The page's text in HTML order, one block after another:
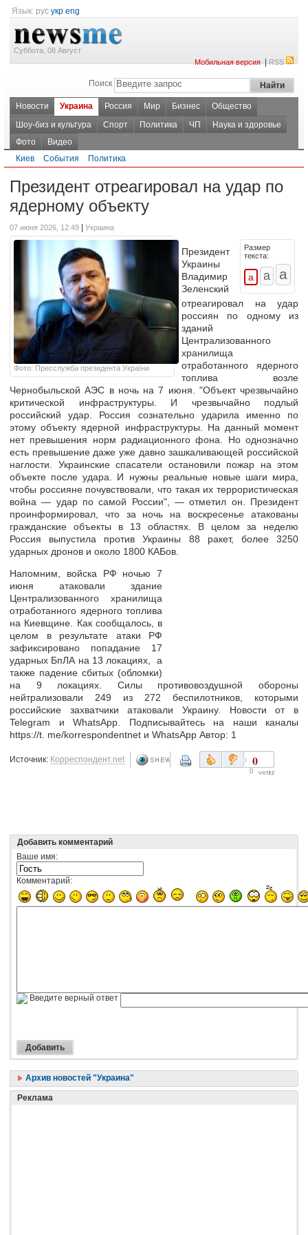
Язык: рус укр eng
Суббота, 08 Август
Мобильная версия|RSS
Поиск
Новости Украина Россия Мир Бизнес
Общество
Шоу-биз и культура
Спорт Политика ЧП
Наука и здоровье
Фото
Видео
Киев
События Политика
Президент отреагировал на удар по
ядерному объекту
07 июня 2026, 12:49 Украина
Фото: Пресслужба президента України
Размер
текста:
Президент
Украины
Владимир
Зеленский
отреагировал на удар
россиян по одному из
зданий
Централизованного
хранилища
отработанного ядерного
топлива возле
Чернобыльской АЭС в ночь на 7 июня. "Объект чрезвычайно
критической инфраструктуры. И чрезвычайно подлый
российский удар. Россия сознательно ударила именно по
этому объекту ядерной инфраструктуры. На данный момент
нет превышения норм радиационного фона. Но однозначно
есть превышение даже уже давно зашкаливающей российской
наглости. Украинские спасатели остановили пожар на этом
объекте после удара. И нужны реальные новые шаги мира,
чтобы россияне почувствовали, что такая их террористическая
война — удар по самой России", — отметил он. Президент
проинформировал, что за ночь на воскресенье атакованы
гражданские объекты в 13 областях. В целом за неделю
Россия выпустила против Украины 88 ракет, более 3250
ударных дронов и около 1800 КАБов.
Напомним, войска РФ ночью 7
июня атаковали здание
Централизованного хранилища
отработанного ядерного топлива
на Киевщине. Как сообщалось, в
целом в результате атаки РФ
зафиксировано попадание 17
ударных БпЛА на 13 локациях, а
также падение сбитых (обломки)
на 9 локациях. Силы противовоздушной обороны
нейтрализовали 249 из 272 беспилотников, которыми
российские захватчики атаковали Украину. Новости от в
Telegram и WhatsApp. Подписывайтесь на наши каналы
https://t. me/korrespondentnet и WhatsApp Автор: 1
Источник: Корреспондент.net 0
0
Добавить комментарий
Ваше имя:
Комментарий:
Введите верный ответ
Архив новостей "Украина"
Реклама